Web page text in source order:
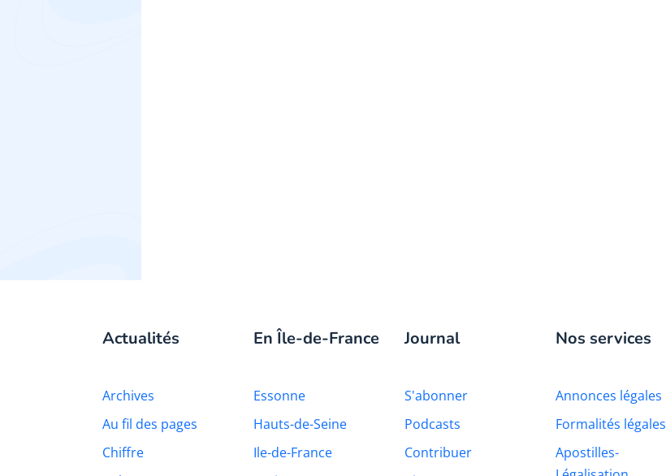
Actualités
Archives
Au fil des pages
Chiffre
En Île-de-France
Essonne
Hauts-de-Seine
Ile-de-France
Journal
S'abonner
Podcasts
Contribuer
Nos services
Annonces légales
Formalités légales
Apostilles-